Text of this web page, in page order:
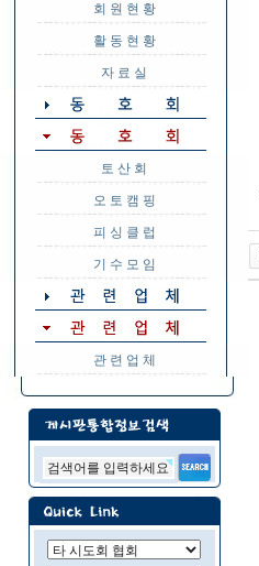
회 원 현 황
활 동 현 황
자 료 실
토 산 회
오 토 캠 핑
피 싱 클 럽
기 수 모 임
관 련 업 체